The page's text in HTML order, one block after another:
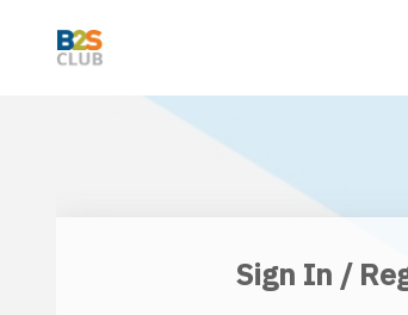
Sign In /